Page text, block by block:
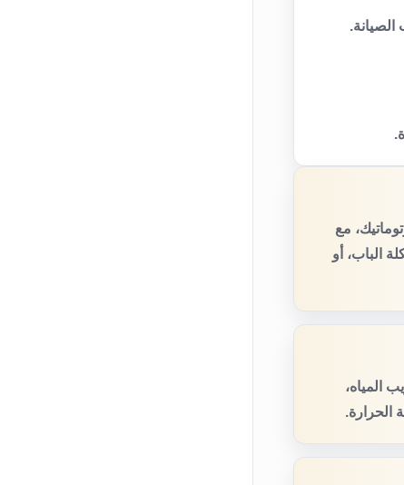
مع
الباب، أو
المياه،
الحرارة.